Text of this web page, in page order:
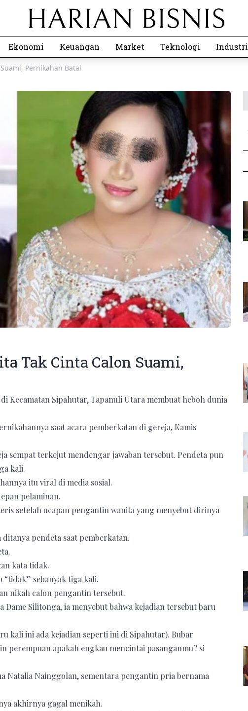
Ekonomi Keuangan Market Teknologi Industri
Pernikahan Batal
Tak Cinta Calon Suami,
Kecamatan Sipahutar, Tapanuli Utara membuat heboh dunia
saat acara pemberkatan di gereja, Kamis
sempat terkejut mendengar jawaban tersebut. Pendeta pun
kali.
itu viral di media sosial.
pelaminan.
setelah ucapan pengantin wanita yang menyebut dirinya
pendeta saat pemberkatan.
kata tidak.
sebanyak tiga kali.
nikah calon pengantin tersebut.
Silitonga, ia menyebut bahwa kejadian tersebut baru
kali ini ada kejadian seperti ini di Sipahutar). Bubar
perempuan apakah engkau mencintai pasanganmu? si
Natalia Nainggolan, sementara pengantin pria bernama
akhirnya gagal menikah.